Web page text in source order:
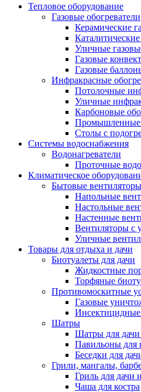
Тепловое оборудование
Газовые обогреватели
Керамические
Уличные
Газовые
Газовые
Инфракрасные
Потолочные
Уличные
Карбоновые
Промышленные
Столы с
Системы водоснабжения
Водонагреватели
Проточные
Климатическое
Бытовые вентиляторы
Напольные
Настольные
Настенные
Вентиляторы с
Уличные
Товары для отдыха и дачи
Биотуалеты для дачи
Жидкостные
Торфяные
Противомоскитные
Газовые
Шатры
Шатры для
Павильоны для
Беседки для
Грили, мангалы,
Гриль для дачи
Чаша для костра